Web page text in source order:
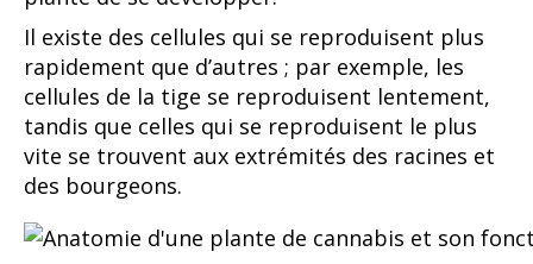
Il existe des cellules qui se reproduisent plus
rapidement que d’autres ; par exemple, les
cellules de la tige se reproduisent lentement,
tandis que celles qui se reproduisent le plus
vite se trouvent aux extrémités des racines et
des bourgeons.